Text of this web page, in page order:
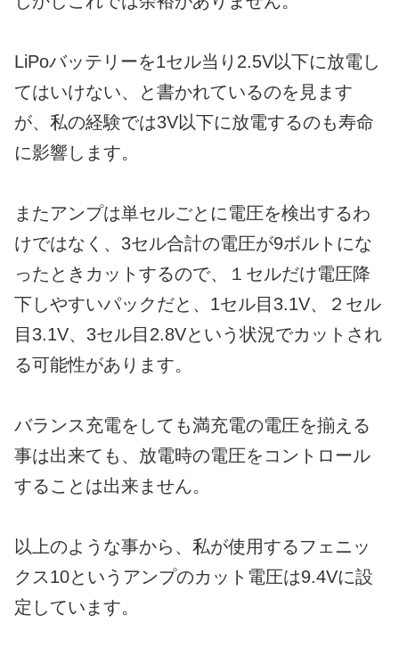
LiPoバッテリーを1セル当り2.5V以下に放電し
てはいけない、と書かれているのを見ます
が、私の経験では3V以下に放電するのも寿命
に影響します。
またアンプは単セルごとに電圧を検出するわ
けではなく、3セル合計の電圧が9ボルトにな
ったときカットするので、１セルだけ電圧降
下しやすいパックだと、1セル目3.1V、２セル
目3.1V、3セル目2.8Vという状況でカットされ
る可能性があります。
バランス充電をしても満充電の電圧を揃える
事は出来ても、放電時の電圧をコントロール
することは出来ません。
以上のような事から、私が使用するフェニッ
クス10というアンプのカット電圧は9.4Vに設
定しています。